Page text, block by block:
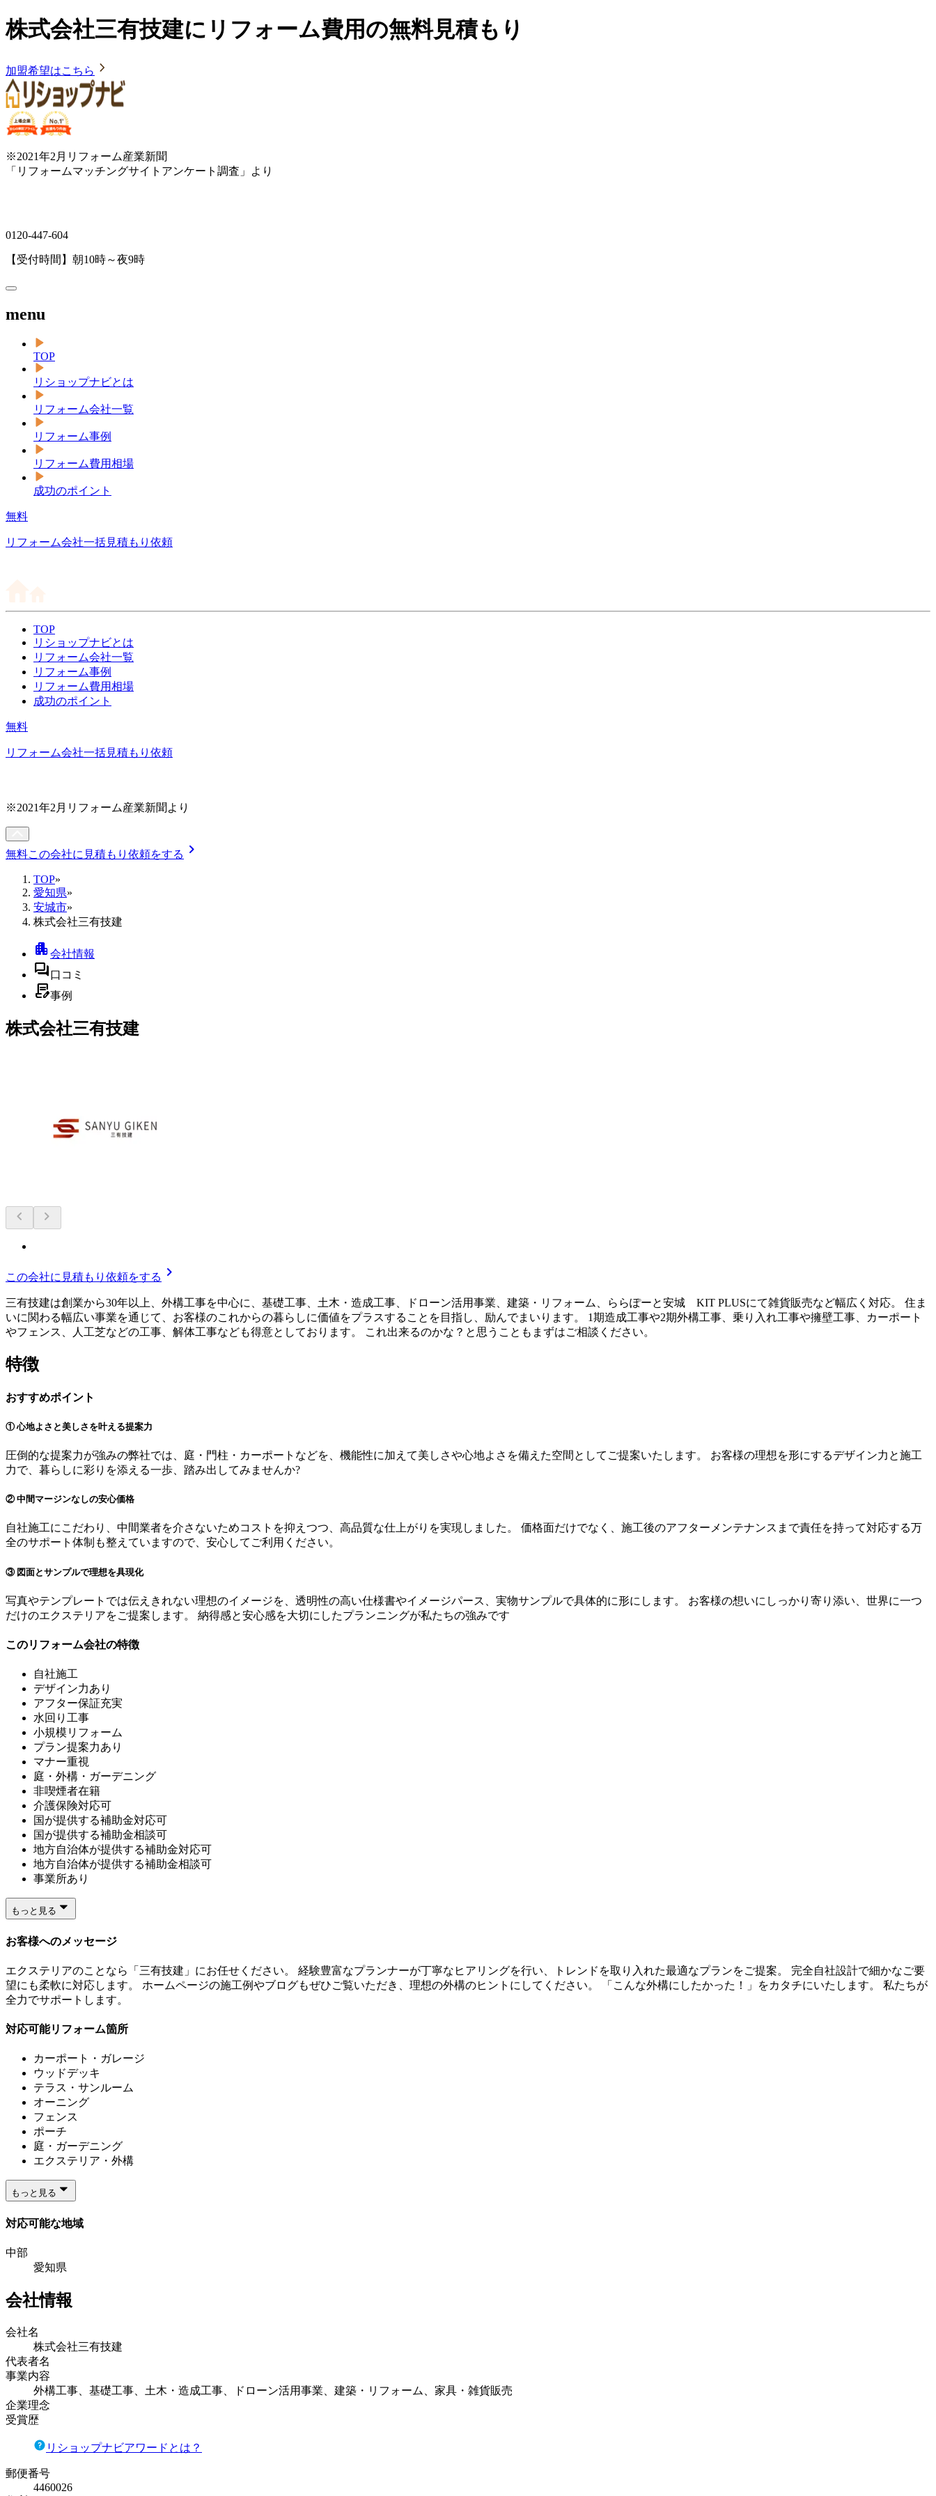
株式会社三有技建にリフォーム費用の無料見積もり
加盟希望はこちら
※2021年2月リフォーム産業新聞
「リフォームマッチングサイトアンケート調査」より
0120-447-604
【受付時間】朝10時～夜9時
menu
TOP
リショップナビとは
リフォーム会社一覧
リフォーム事例
リフォーム費用相場
成功のポイント
無料
リフォーム会社一括見積もり依頼
TOP
リショップナビとは
リフォーム会社一覧
リフォーム事例
リフォーム費用相場
成功のポイント
無料
リフォーム会社一括見積もり依頼
※2021年2月リフォーム産業新聞より
無料この会社に見積もり依頼をする chevron_right
TOP»
愛知県»
安城市»
株式会社三有技建
apartment会社情報
forum口コミ
contract_edit事例
株式会社三有技建
chevron_left chevron_right
この会社に見積もり依頼をする chevron_right
三有技建は創業から30年以上、外構工事を中心に、基礎工事、土木・造成工事、ドローン活用事業、建築・リフォーム、ららぽーと安城 KIT PLUSにて雑貨販売など幅広く対応。 住ま
いに関わる幅広い事業を通じて、お客様のこれからの暮らしに価値をプラスすることを目指し、励んでまいります。 1期造成工事や2期外構工事、乗り入れ工事や擁壁工事、カーポート
やフェンス、人工芝などの工事、解体工事なども得意としております。 これ出来るのかな？と思うこともまずはご相談ください。
特徴
おすすめポイント
① 心地よさと美しさを叶える提案力
圧倒的な提案力が強みの弊社では、庭・門柱・カーポートなどを、機能性に加えて美しさや心地よさを備えた空間としてご提案いたします。 お客様の理想を形にするデザイン力と施工
力で、暮らしに彩りを添える一歩、踏み出してみませんか?
② 中間マージンなしの安心価格
自社施工にこだわり、中間業者を介さないためコストを抑えつつ、高品質な仕上がりを実現しました。 価格面だけでなく、施工後のアフターメンテナンスまで責任を持って対応する万
全のサポート体制も整えていますので、安心してご利用ください。
③ 図面とサンプルで理想を具現化
写真やテンプレートでは伝えきれない理想のイメージを、透明性の高い仕様書やイメージパース、実物サンプルで具体的に形にします。 お客様の想いにしっかり寄り添い、世界に一つ
だけのエクステリアをご提案します。 納得感と安心感を大切にしたプランニングが私たちの強みです
このリフォーム会社の特徴
自社施工
デザイン力あり
アフター保証充実
水回り工事
小規模リフォーム
プラン提案力あり
マナー重視
庭・外構・ガーデニング
非喫煙者在籍
介護保険対応可
国が提供する補助金対応可
国が提供する補助金相談可
地方自治体が提供する補助金対応可
地方自治体が提供する補助金相談可
事業所あり
もっと見る
お客様へのメッセージ
エクステリアのことなら「三有技建」にお任せください。 経験豊富なプランナーが丁寧なヒアリングを行い、トレンドを取り入れた最適なプランをご提案。 完全自社設計で細かなご要
望にも柔軟に対応します。 ホームページの施工例やブログもぜひご覧いただき、理想の外構のヒントにしてください。 「こんな外構にしたかった！」をカタチにいたします。 私たちが
全力でサポートします。
対応可能リフォーム箇所
カーポート・ガレージ
ウッドデッキ
テラス・サンルーム
オーニング
フェンス
ポーチ
庭・ガーデニング
エクステリア・外構
もっと見る
対応可能な地域
中部
愛知県
会社情報
会社名
株式会社三有技建
代表者名
事業内容
外構工事、基礎工事、土木・造成工事、ドローン活用事業、建築・リフォーム、家具・雑貨販売
企業理念
受賞歴
リショップナビアワードとは？
郵便番号
4460026